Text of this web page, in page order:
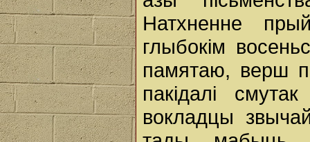
Натхненне
глыбокім
памятаю, верш
пакідалі
вокладцы